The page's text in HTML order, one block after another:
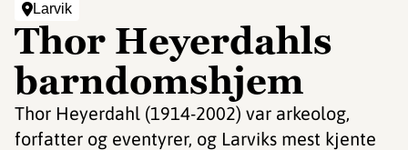
Larvik
Thor Heyerdahls
barndomshjem
Thor Heyerdahl (1914-2002) var arkeolog,
forfatter og eventyrer, og Larviks mest kjente